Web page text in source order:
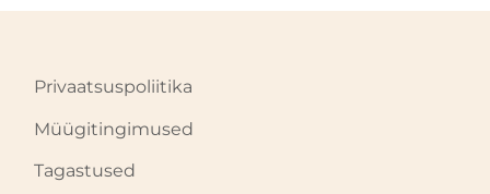
Privaatsuspoliitika
Müügitingimused
Tagastused